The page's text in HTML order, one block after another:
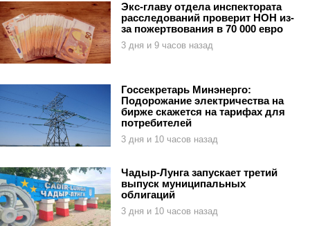
Экс-главу отдела инспектората
расследований проверит НОН из-
за пожертвования в 70 000 евро
3 дня и 9 часов назад
Госсекретарь Минэнерго:
Подорожание электричества на
бирже скажется на тарифах для
потребителей
3 дня и 10 часов назад
Чадыр-Лунга запускает третий
выпуск муниципальных
облигаций
3 дня и 10 часов назад